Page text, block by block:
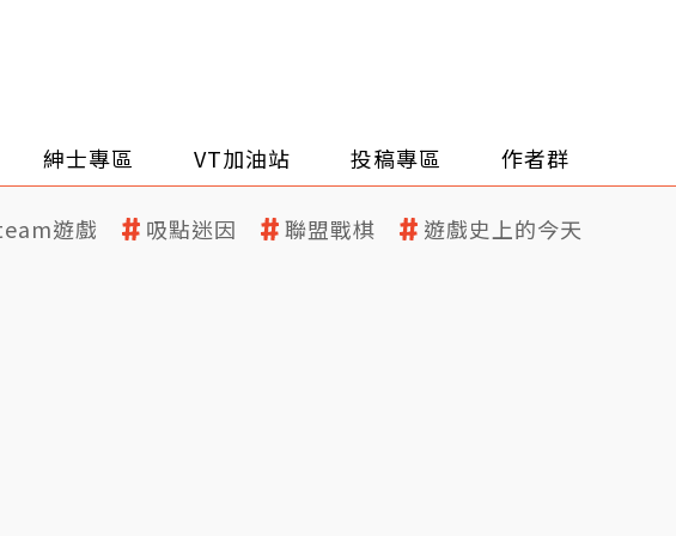
紳士專區 VT加油站 投稿專區 作者群
遊戲 吸點迷因 聯盟戰棋 遊戲史上的今天